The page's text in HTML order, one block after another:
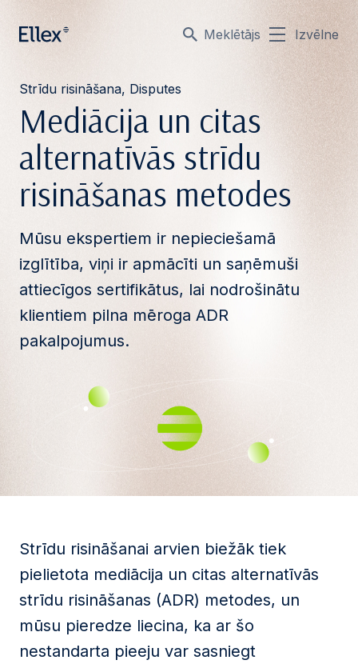
Meklētājs Izvēlne
Strīdu risināšana, Disputes
Mediācija un citas
alternatīvās strīdu
risināšanas metodes
Mūsu ekspertiem ir nepieciešamā
izglītība, viņi ir apmācīti un saņēmuši
attiecīgos sertifikātus, lai nodrošinātu
klientiem pilna mēroga ADR
pakalpojumus.
Strīdu risināšanai arvien biežāk tiek
pielietota mediācija un citas alternatīvās
strīdu risināšanas (ADR) metodes, un
mūsu pieredze liecina, ka ar šo
nestandarta pieeju var sasniegt